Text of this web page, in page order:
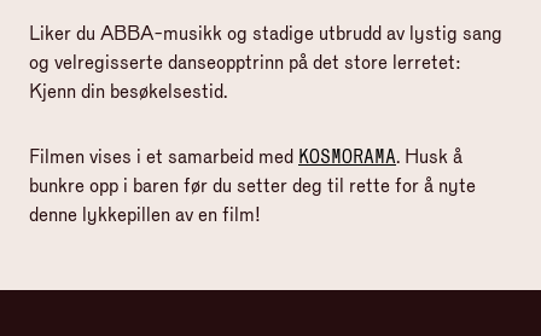
Liker du ABBA-musikk og stadige utbrudd av lystig sang
og velregisserte danseopptrinn på det store lerretet:
Kjenn din besøkelsestid.
Filmen vises i et samarbeid med KOSMORAMA. Husk å
bunkre opp i baren før du setter deg til rette for å nyte
denne lykkepillen av en film!